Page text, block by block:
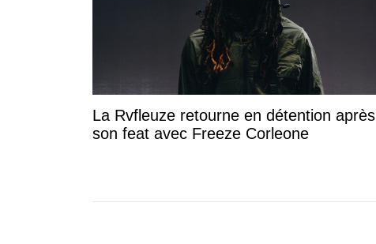
La Rvfleuze retourne en détention après
son feat avec Freeze Corleone